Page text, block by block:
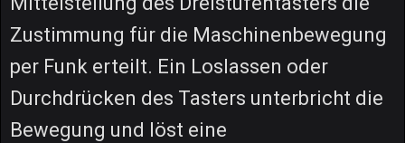
Zustimmung für die Maschinenbewegung
per Funk erteilt. Ein Loslassen oder
Durchdrücken des Tasters unterbricht die
Bewegung und löst eine